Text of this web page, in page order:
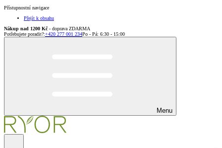
Přístupnostní navigace
Přejít k obsahu
Nákup nad 1200 Kč - doprava ZDARMA
Potřebujete poradit?:+420 277 001 234Po - Pá: 6:30 - 15:00
Menu